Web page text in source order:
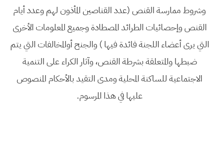
وشروط ممارسة القنص (عدد القناصين المأذون لهم وعدد أيام
القنص وإحصائيات الطرائد المصطادة وجميع المعلومات الأخرى
التي يرى أعضاء اللجنة فائدة فيها ) والجنح أوالمخالفات التي يتم
ضبطها والمتعلقة بشرطة القنص، وآثار الكراء على التنمية
الاجتماعية للساكنة المحلية ومدى التقيد بالأحكام المنصوص
عليها في هذا المرسوم.